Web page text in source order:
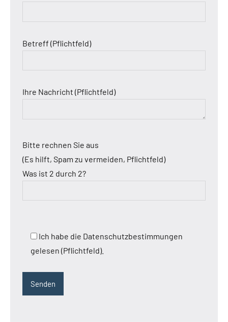
Betreff (Pflichtfeld)
Ihre Nachricht (Pflichtfeld)
Bitte rechnen Sie aus
(Es hilft, Spam zu vermeiden, Pflichtfeld)
Was ist 2 durch 2?
Ich habe die Datenschutzbestimmungen
gelesen (Pflichtfeld).